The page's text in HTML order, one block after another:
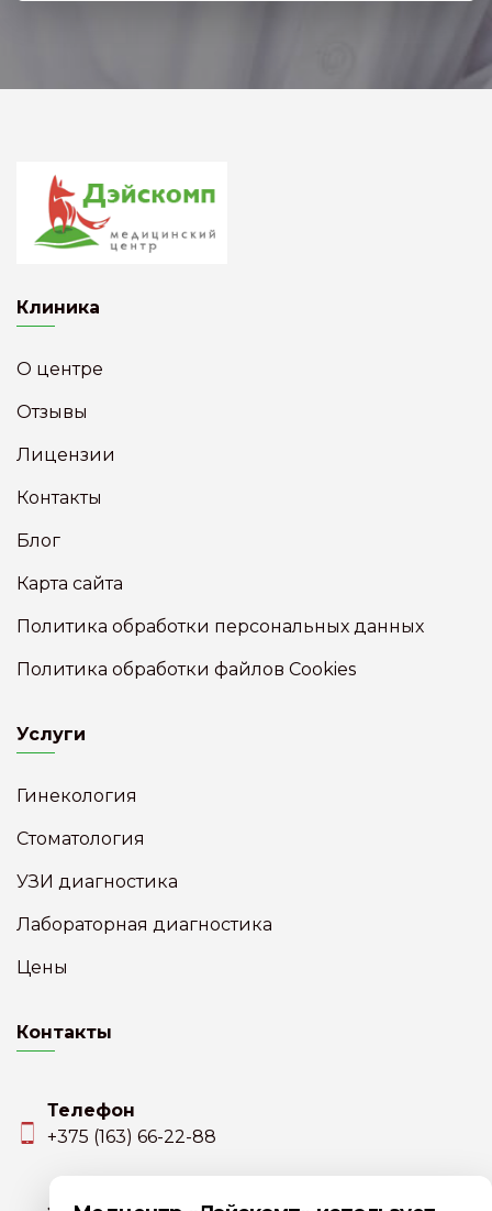
Клиника
О центре
Отзывы
Лицензии
Контакты
Блог
Карта сайта
Политика обработки персональных данных
Политика обработки файлов Cookies
Услуги
Гинекология
Стоматология
УЗИ диагностика
Лабораторная диагностика
Цены
Контакты
Телефон
+375 (163) 66-22-88